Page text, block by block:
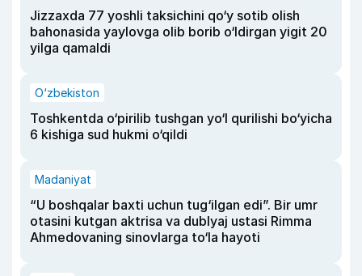
Jizzaxda 77 yoshli taksichini qo‘y sotib olish
bahonasida yaylovga olib borib o‘ldirgan yigit 20
yilga qamaldi
O‘zbekiston
Toshkentda o‘pirilib tushgan yo‘l qurilishi bo‘yicha
6 kishiga sud hukmi o‘qildi
Madaniyat
“U boshqalar baxti uchun tug‘ilgan edi”. Bir umr
otasini kutgan aktrisa va dublyaj ustasi Rimma
Ahmedovaning sinovlarga to‘la hayoti